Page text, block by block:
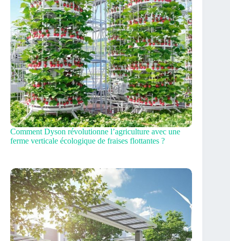
Comment Dyson révolutionne l’agriculture avec une
ferme verticale écologique de fraises flottantes ?